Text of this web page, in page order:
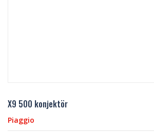
X9 500 konjektör
Piaggio